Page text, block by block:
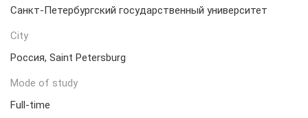
Санкт-Петербургский государственный университет
City
Россия, Saint Petersburg
Mode of study
Full-time